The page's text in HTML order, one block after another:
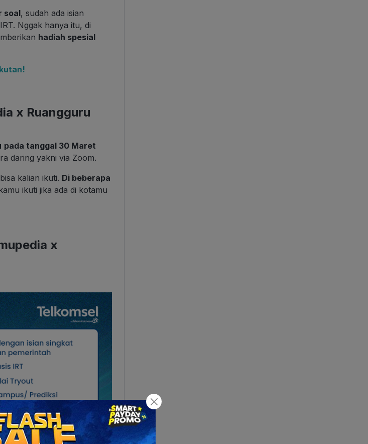
soal, sudah ada isian
Nggak hanya itu, di
hadiah spesial
x Ruangguru
pada tanggal 30 Maret
daring yakni via Zoom.
kalian ikuti. Di beberapa
ikuti jika ada di kotamu
x